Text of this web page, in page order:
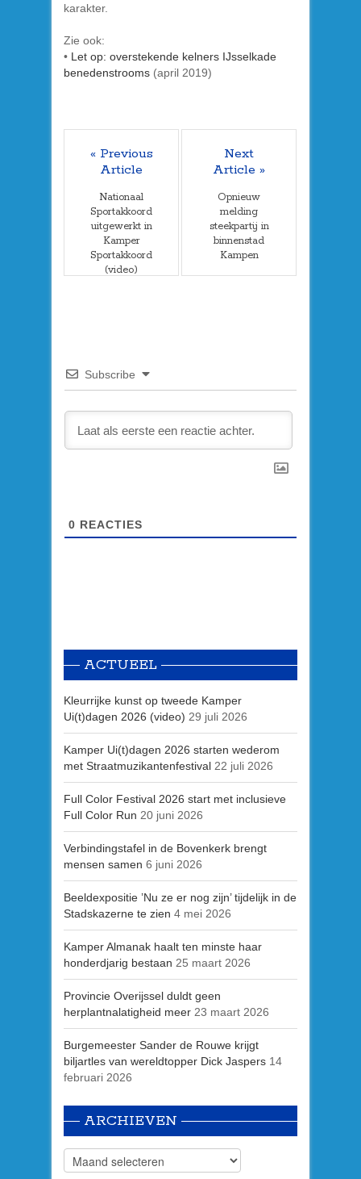
karakter.
Zie ook:
• Let op: overstekende kelners IJsselkade
benedenstrooms (april 2019)
« Previous
Article
Nationaal
Sportakkoord
uitgewerkt in
Kamper
Sportakkoord
(video)
Next
Article »
Opnieuw
melding
steekpartij in
binnenstad
Kampen
Subscribe
0 REACTIES
ACTUEEL
Kleurrijke kunst op tweede Kamper
Ui(t)dagen 2026 (video) 29 juli 2026
Kamper Ui(t)dagen 2026 starten wederom
met Straatmuzikantenfestival 22 juli 2026
Full Color Festival 2026 start met inclusieve
Full Color Run 20 juni 2026
Verbindingstafel in de Bovenkerk brengt
mensen samen 6 juni 2026
Beeldexpositie ’Nu ze er nog zijn’ tijdelijk in de
Stadskazerne te zien 4 mei 2026
Kamper Almanak haalt ten minste haar
honderdjarig bestaan 25 maart 2026
Provincie Overijssel duldt geen
herplantnalatigheid meer 23 maart 2026
Burgemeester Sander de Rouwe krijgt
biljartles van wereldtopper Dick Jaspers 14
februari 2026
ARCHIEVEN